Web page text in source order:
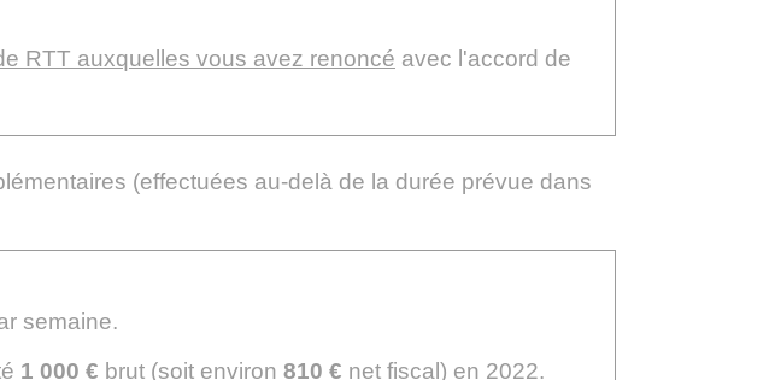
RTT auxquelles vous avez renoncé avec l'accord de
(effectuées au-delà de la durée prévue dans
semaine.
1 000 € brut (soit environ 810 € net fiscal) en 2022.